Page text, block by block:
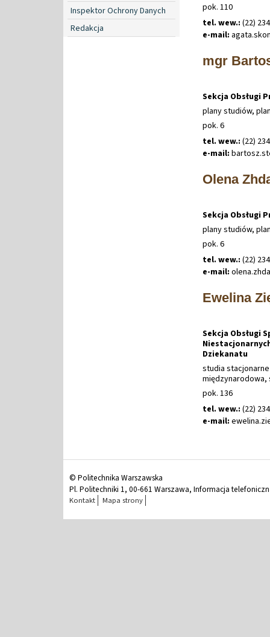
Inspektor Ochrony Danych
Redakcja
pok. 110
tel. wew.: (22)
e-mail: agata.
mgr
Sekcja Obsługi
plany studiów,
pok. 6
tel. wew.: (22)
e-mail: bartosz.
Olena
Sekcja Obsługi
plany studiów,
pok. 6
tel. wew.: (22)
e-mail: olena.
Ewelina
Sekcja Obsługi
Dziekanatu
studia
pok. 136
tel. wew.: (22)
e-mail: ewelina.
© Politechnika Warszawska
Pl. Politechniki 1, 00-661 Warszawa, Informacja
Kontakt Mapa strony